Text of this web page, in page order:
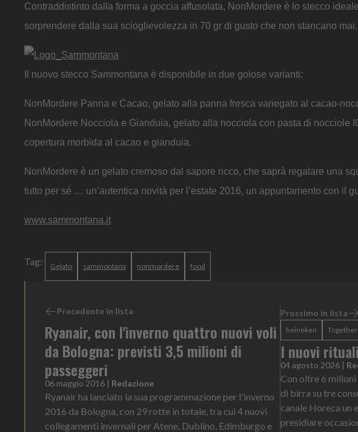
Contraddistinto dalla forma a goccia affusolata, NonMordere è lo stecco
sorprendere dalla sua scioglievolezza in 70 gr di gusto che non stancano mai.
Il nuovo stecco Sammontana è disponibile in due golose varianti:
NonMordere Panna e Cacao, gelato alla panna fresca variegato al cacao-
NonMordere Nocciola e Gianduia, gelato alla nocciola con pasta di nocciole
copertura morbida al cacao e gianduia.
NonMordere è un gelato cremoso dal sapore ricco, che saprà regalare una
tutto per sé … un’autentica novità per l’estate 2016, un appuntamento con il
www.sammontana.it
Tag: Gelato sammontana nonmordere food
Precedente in lista
Ryanair, con l'inverno quattro nuovi voli
da Bologna: previsti 3,5 milioni di
passeggeri
06 maggio 2016 | Redazione
Ryanair ha lanciato la sua programmazione per l'inverno
2016 da Bologna, con 29 rotte in totale, tra cui 4 nuovi
collegamenti invernali per Atene, Dublino, Edimburgo e
Prossimo in lista
heineken Together
I nuovi
04 agosto 2026 |
Con oltre 6
di birra su tre
canale Horeca un
presidiare